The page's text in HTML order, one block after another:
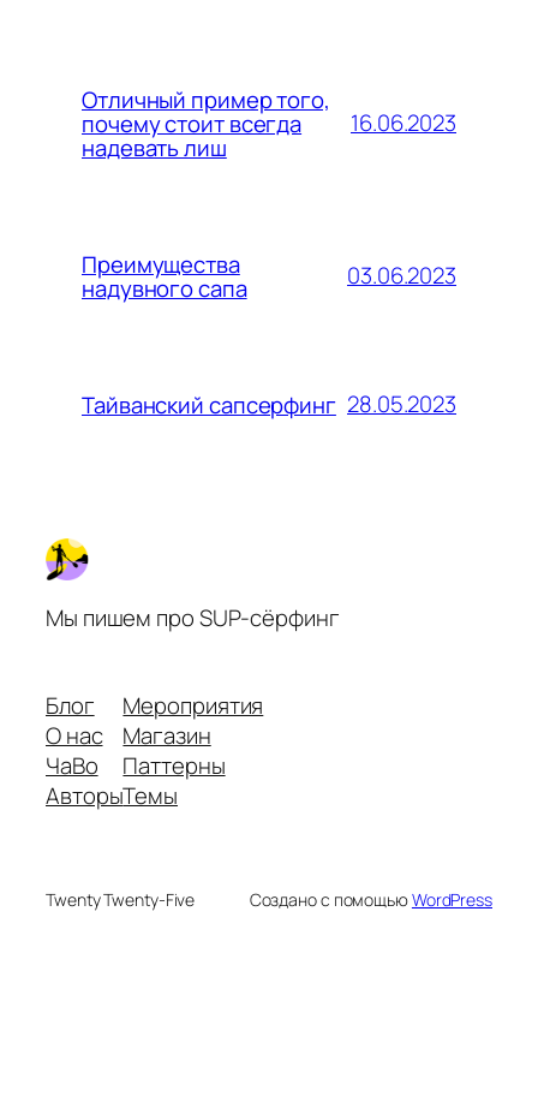
Отличный пример того,
почему стоит всегда
надевать лиш
16.06.2023
Преимущества
надувного сапа 03.06.2023
Тайванский сапсерфинг 28.05.2023
Мы пишем про SUP-сёрфинг
Блог
О нас
ЧаВо
Авторы
Мероприятия
Магазин
Паттерны
Темы
Twenty Twenty-Five Создано с помощьюWordPress